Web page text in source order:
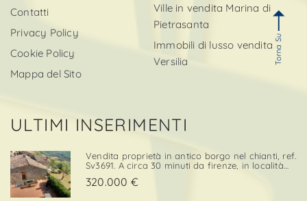
Contatti
Privacy Policy
Cookie Policy
Mappa del Sito
Ville in vendita Marina di
Pietrasanta
Immobili di lusso vendita
Versilia
ULTIMI INSERIMENTI
Vendita proprietà in antico borgo nel chianti, ref.
Sv3691. A circa 30 minuti da firenze, in località
medievale immerso nella natura, proponiamo in
320.000 €
Torna Su